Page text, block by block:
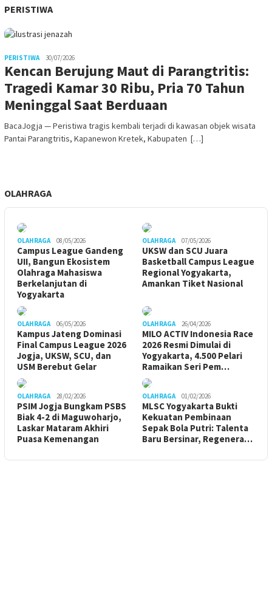
PERISTIWA
PERISTIWA 30/07/2026
Kencan Berujung Maut di Parangtritis:
Tragedi Kamar 30 Ribu, Pria 70 Tahun
Meninggal Saat Berduaan
BacaJogja — Peristiwa tragis kembali terjadi di kawasan objek wisata
Pantai Parangtritis, Kapanewon Kretek, Kabupaten […]
OLAHRAGA
OLAHRAGA 08/05/2026
Campus League Gandeng
UII, Bangun Ekosistem
Olahraga Mahasiswa
Berkelanjutan di
Yogyakarta
OLAHRAGA 07/05/2026
UKSW dan SCU Juara
Basketball Campus League
Regional Yogyakarta,
Amankan Tiket Nasional
OLAHRAGA 06/05/2026
Kampus Jateng Dominasi
Final Campus League 2026
Jogja, UKSW, SCU, dan
USM Berebut Gelar
OLAHRAGA 26/04/2026
MILO ACTIV Indonesia Race
2026 Resmi Dimulai di
Yogyakarta, 4.500 Pelari
Ramaikan Seri Pem…
OLAHRAGA 28/02/2026
PSIM Jogja Bungkam PSBS
Biak 4-2 di Maguwoharjo,
Laskar Mataram Akhiri
Puasa Kemenangan
OLAHRAGA 01/02/2026
MLSC Yogyakarta Bukti
Kekuatan Pembinaan
Sepak Bola Putri: Talenta
Baru Bersinar, Regenera…